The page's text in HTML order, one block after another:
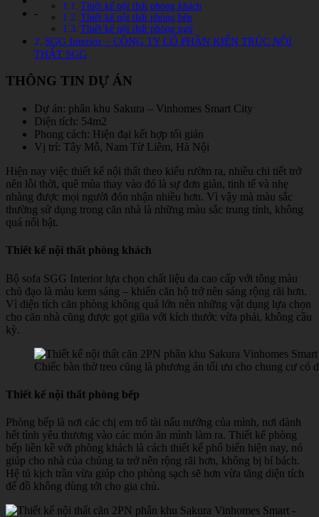
-
Thiết kế nội thất phòng khách
Thiết kế nội thất phòng bếp
Thiết kế nội thất phòng ngủ
SGG Interior – CÔNG TY CỔ PHẦN KIẾN TRÚC NỘI
THẤT SGG
THÔNG TIN DỰ ÁN
Dự án: phân khu Sakura – Vinhomes Smart City
Diện tích: 54m2
Phong cách: Hiện đại kết hợp tối giản
Vị trí: Tây Mỗ, Nam Từ Liêm, Hà Nội
Hiện nay việc thiết kế nội thất theo kiểu rườm ra, nhiều chi tiết trở
nên lỗi thời, quê mùa thay vào đó là sự đơn giản, tinh tế và nhẹ
nhàng được mọi người đón nhận nhiều hơn. Vì vậy mà màu sắc
thường sử dụng trong căn nhà là những màu sắc trung tính, không
quá nổi bật.
Thiết kế nội thất phòng khách
Bộ sofa SGG Interior lựa chọn chất liệu da cao cấp với tông màu
chủ đạo là màu kem sáng – khiến căn hộ trở nên sáng rộng rãi hơn.
Vì diện tích căn phòng không quá lớn nên những vật dụng lựa chọn
cho căn nhà cũng được gọt giũa với kích thước vừa phải, không cầu
kỳ.
Chiếc bàn thờ treo cũng là phương án tối ưu cho chung cư có
Thiết kế nội thất phòng bếp
Phòng bếp là nơi các chị em trổ tài nấu nướng của mình, nơi dành
hết tình yêu thương vào các món ăn mình làm ra. Thiết kế phòng
bếp liền kề với phòng khách là cách thiết kế phổ biến hiện nay, nó
giúp cho nhà của chúng ta trở nên rộng rãi hơn, không bị bí bách.
Hệ tủ kịch trần vừa giúp cho phòng sạch sẽ hơn vừa tăng diện tích
để đồ không dùng tới cho gia chủ.